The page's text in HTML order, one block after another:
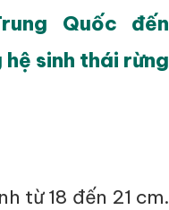
Quốc đến
sinh thái rừng
từ 18 đến 21 cm.